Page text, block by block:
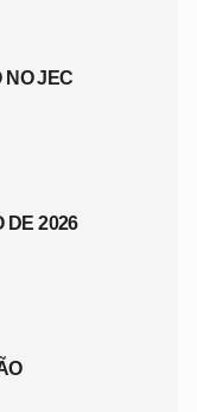
NO JEC
DE 2026